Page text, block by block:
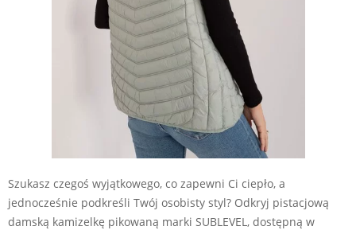
Szukasz czegoś wyjątkowego, co zapewni Ci ciepło, a
jednocześnie podkreśli Twój osobisty styl? Odkryj pistacjową
damską kamizelkę pikowaną marki SUBLEVEL, dostępną w